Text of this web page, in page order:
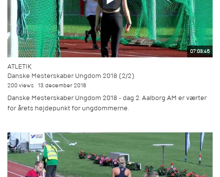
07:03:45
ATLETIK
Danske Mesterskaber Ungdom 2018 (2/2)
200 views 13. december 2018
Danske Mesterskaber Ungdom 2018 - dag 2. Aalborg AM er værter
for årets højdepunkt for ungdommerne.